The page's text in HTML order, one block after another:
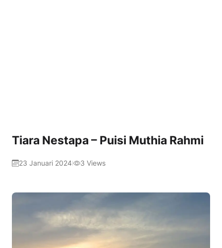
Tiara Nestapa – Puisi Muthia Rahmi
23 Januari 2024 3 Views